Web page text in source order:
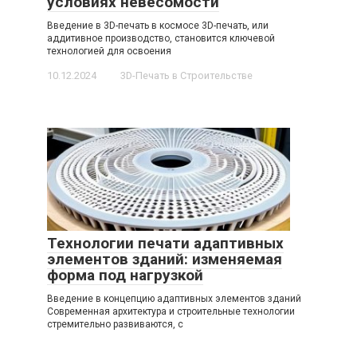
Введение в 3D-печать в космосе 3D-печать, или
аддитивное производство, становится ключевой
технологией для освоения
10.12.2024 3D-Печать в Строительстве
Технологии печати адаптивных
элементов зданий: изменяемая
форма под нагрузкой
Введение в концепцию адаптивных элементов зданий
Современная архитектура и строительные технологии
стремительно развиваются, с